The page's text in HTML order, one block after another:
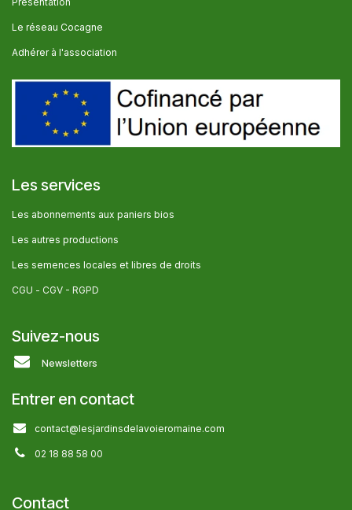
Le réseau Cocagne
Adhérer à l'association
Les services
Les abonnem​ents aux paniers bios
Les autres producti​ons
Les semences locales et libres de droits
CGU - CGV - RGPD
Suivez-nous
Newsletters
Entrer en contact
contact@lesjardinsdelavoieromaine.com
02 18 88 58 00
Contact